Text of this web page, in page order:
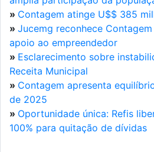
» Contagem atinge U$$ 385
» Jucemg reconhece
apoio ao empreendedor
» Esclarecimento sobre
Receita Municipal
» Contagem apresenta
de 2025
» Oportunidade única: Refis
100% para quitação de dívidas